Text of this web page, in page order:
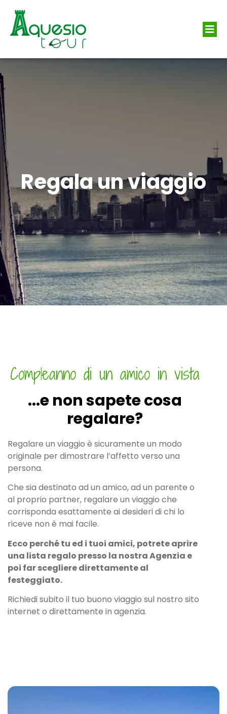
Regala un viaggio
Compleanno di un amico in vista
...e non sapete cosa
regalare?
Regalare un viaggio è sicuramente un modo
originale per dimostrare l’affetto verso una
persona.
Che sia destinato ad un amico, ad un parente o
al proprio partner, regalare un viaggio che
corrisponda esattamente ai desideri di chi lo
riceve non è mai facile.
Ecco perché tu ed i tuoi amici, potrete aprire
una lista regalo presso la nostra Agenzia e
poi far scegliere direttamente al
festeggiato.
Richiedi subito il tuo buono viaggio sul nostro sito
internet o direttamente in agenzia.